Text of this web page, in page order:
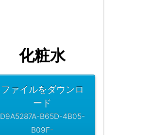
化粧水
ファイルをダウンロ
ード
D9A5287A-B65D-4B05-
B09F-